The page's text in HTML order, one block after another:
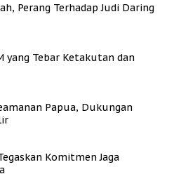
Perang Terhadap Judi Daring
yang Tebar Ketakutan dan
Papua, Dukungan
Komitmen Jaga